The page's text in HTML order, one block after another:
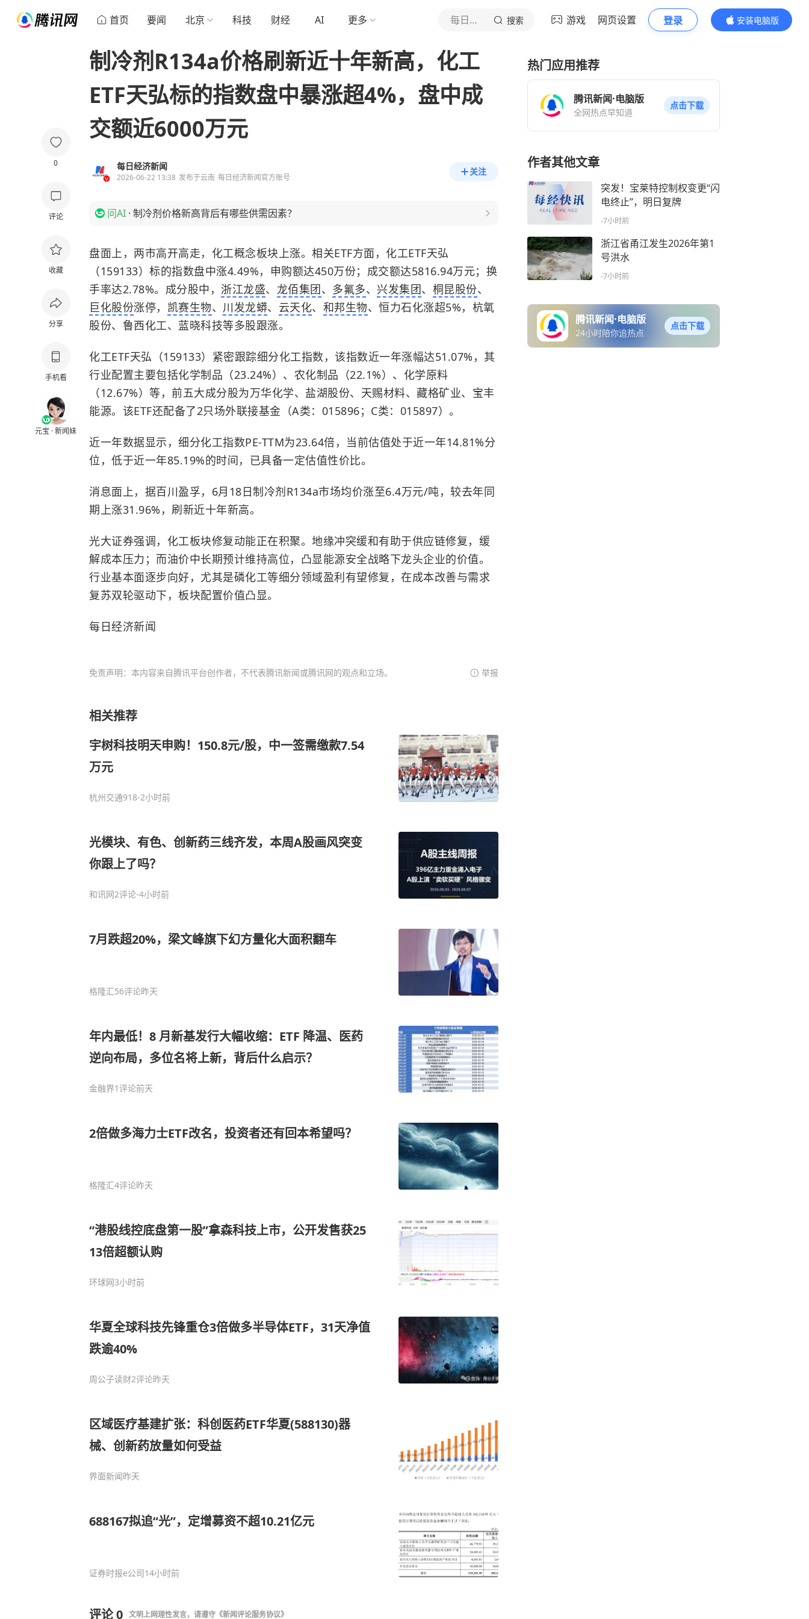
首页 要闻 北京 科技 财经 AI 更多 每日经济新闻 搜索 游戏 网页设置 登录
安装电脑版
内容更精彩
0
评论
收藏
分享
手机看
元宝 · 新闻妹
制冷剂R134a价格刷新近十年新高，化工
ETF天弘标的指数盘中暴涨超4%，盘中成
交额近6000万元
每日经济新闻
2026-06-22 13:38 发布于云南 每日经济新闻官方账号
关注
问AI · 制冷剂价格新高背后有哪些供需因素？
盘面上，两市高开高走，化工概念板块上涨。相关ETF方面，化工ETF天弘
（159133）标的指数盘中涨4.49%，申购额达450万份；成交额达5816.94万元；换
手率达2.78%。成分股中， 浙江龙盛、 龙佰集团、 多氟多、 兴发集团、 桐昆股份、
巨化股份涨停， 凯赛生物、 川发龙蟒、 云天化、 和邦生物、恒力石化涨超5%，杭氧
股份、鲁西化工、蓝晓科技等多股跟涨。
化工ETF天弘（159133）紧密跟踪细分化工指数，该指数近一年涨幅达51.07%，其
行业配置主要包括化学制品（23.24%）、农化制品（22.1%）、化学原料
（12.67%）等，前五大成分股为万华化学、盐湖股份、天赐材料、藏格矿业、宝丰
能源。该ETF还配备了2只场外联接基金（A类：015896；C类：015897）。
近一年数据显示，细分化工指数PE-TTM为23.64倍，当前估值处于近一年14.81%分
位，低于近一年85.19%的时间，已具备一定估值性价比。
消息面上，据百川盈孚，6月18日制冷剂R134a市场均价涨至6.4万元/吨，较去年同
期上涨31.96%，刷新近十年新高。
光大证券强调，化工板块修复动能正在积聚。地缘冲突缓和有助于供应链修复，缓
解成本压力；而油价中长期预计维持高位，凸显能源安全战略下龙头企业的价值。
行业基本面逐步向好，尤其是磷化工等细分领域盈利有望修复，在成本改善与需求
复苏双轮驱动下，板块配置价值凸显。
每日经济新闻
免责声明：本内容来自腾讯平台创作者，不代表腾讯新闻或腾讯网的观点和立场。 举报
相关推荐
宇树科技明天申购！150.8元/股，中一签需缴款7.54
万元
杭州交通918-2小时前
光模块、有色、创新药三线齐发，本周A股画风突变
你跟上了吗？
和讯网2评论-4小时前
7月跌超20%，梁文峰旗下幻方量化大面积翻车
格隆汇56评论昨天
年内最低！8 月新基发行大幅收缩：ETF 降温、医药
逆向布局，多位名将上新，背后什么启示？
金融界1评论前天
2倍做多海力士ETF改名，投资者还有回本希望吗？
格隆汇4评论昨天
“港股线控底盘第一股”拿森科技上市，公开发售获25
13倍超额认购
环球网3小时前
华夏全球科技先锋重仓3倍做多半导体ETF，31天净值
跌逾40%
周公子读财2评论昨天
区域医疗基建扩张：科创医药ETF华夏(588130)器
械、创新药放量如何受益
界面新闻昨天
688167拟追“光”，定增募资不超10.21亿元
证券时报e公司14小时前
评论0 文明上网理性发言，请遵守 《新闻评论服务协议》
热门应用推荐
腾讯新闻·电脑版
全网热点早知道
点击下载
作者其他文章
突发！宝莱特控制权变更“闪
电终止”，明日复牌
-7小时前
浙江省甬江发生2026年第1
号洪水
-7小时前
腾讯新闻·电脑版
24小时陪你追热点
点击下载